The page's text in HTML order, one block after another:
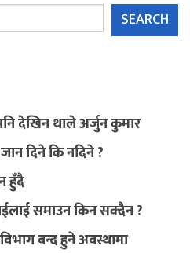
SEARCH
देखिन थाले अर्जुन कुमार
दिने कि नदिने ?
हुँदै
समाउन किन सक्दैन ?
विभाग बन्द हुने अवस्थामा